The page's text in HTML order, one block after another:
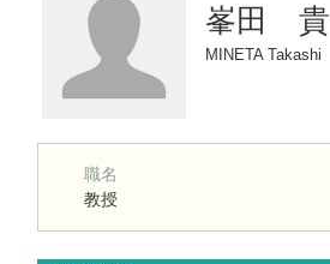
峯田 貴
MINETA Takashi
職名
教授